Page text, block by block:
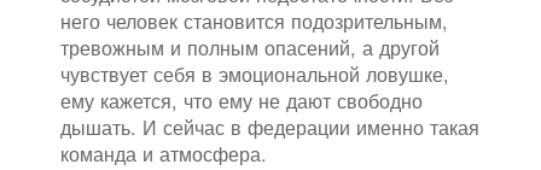
него человек становится подозрительным,
тревожным и полным опасений, а другой
чувствует себя в эмоциональной ловушке,
ему кажется, что ему не дают свободно
дышать. И сейчас в федерации именно такая
команда и атмосфера.